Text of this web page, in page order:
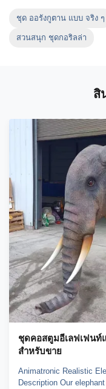
ชุด ออรังกูตาน แบบ จริง ๆ
สวนสนุก ชุดกอริลล่า
สิ
ชุดคอสตูมอีเลฟเฟนท์
สำหรับขาย
Animatronic Realistic
Description Our